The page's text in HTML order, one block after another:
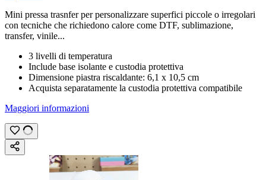
Mini pressa trasnfer per personalizzare superfici piccole o irregolari
con tecniche che richiedono calore come DTF, sublimazione,
transfer, vinile...
3 livelli di temperatura
Include base isolante e custodia protettiva
Dimensione piastra riscaldante: 6,1 x 10,5 cm
Acquista separatamente la custodia protettiva compatibile
Maggiori informazioni